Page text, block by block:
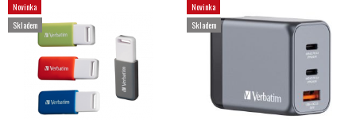
Novinka
Skladem
Novinka
Skladem